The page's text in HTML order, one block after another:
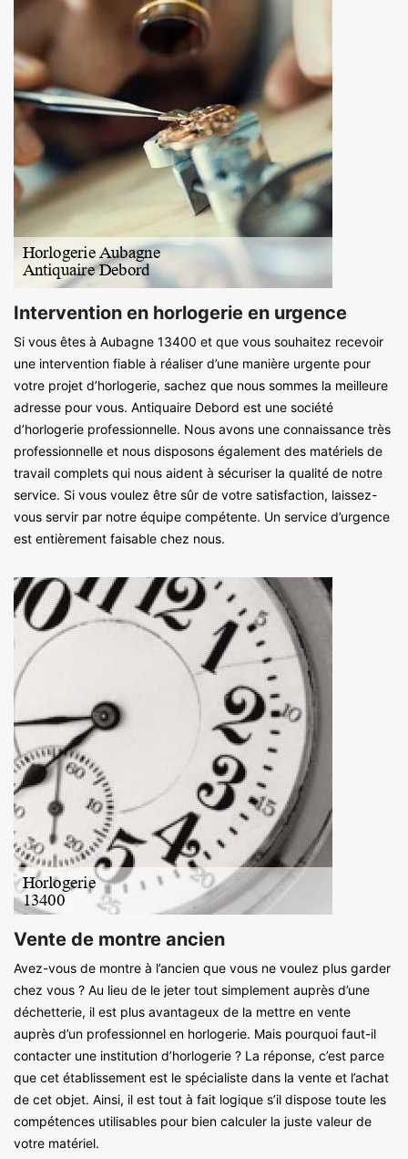
Intervention en horlogerie en urgence
Si vous êtes à Aubagne 13400 et que vous souhaitez recevoir
une intervention fiable à réaliser d’une manière urgente pour
votre projet d’horlogerie, sachez que nous sommes la meilleure
adresse pour vous. Antiquaire Debord est une société
d’horlogerie professionnelle. Nous avons une connaissance très
professionnelle et nous disposons également des matériels de
travail complets qui nous aident à sécuriser la qualité de notre
service. Si vous voulez être sûr de votre satisfaction, laissez-
vous servir par notre équipe compétente. Un service d’urgence
est entièrement faisable chez nous.
Vente de montre ancien
Avez-vous de montre à l’ancien que vous ne voulez plus garder
chez vous ? Au lieu de le jeter tout simplement auprès d’une
déchetterie, il est plus avantageux de la mettre en vente
auprès d’un professionnel en horlogerie. Mais pourquoi faut-il
contacter une institution d’horlogerie ? La réponse, c’est parce
que cet établissement est le spécialiste dans la vente et l’achat
de cet objet. Ainsi, il est tout à fait logique s’il dispose toute les
compétences utilisables pour bien calculer la juste valeur de
votre matériel.